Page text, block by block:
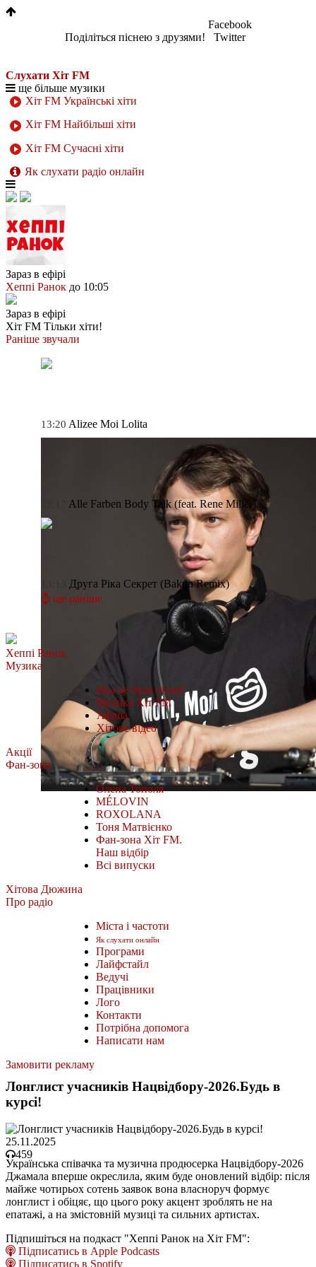
Поділіться піснею з друзями!
Facebook
Twitter
Слухати Хіт FM
ще більше музики
Хіт FM Українські хіти
Хіт FM Найбільші хіти
Хіт FM Сучасні хіти
Як слухати радіо онлайн
Зараз в ефірі
Хеппі Ранок до 10:05
Зараз в ефірі
Хіт FM Тільки хіти!
Раніше звучали
13:20 Alizee Moi Lolita
Alle Farben Body Talk (feat. Rene Miller)
Друга Ріка Секрет (Bakun Remix)
⌚ ще раніше
Хеппі Ранок
Музика
Яка це була пісня?
Музика Хіт FM
Афіша
Хітове відео
Акції
Фан-зона
Олена Тополя
MÉLOVIN
ROXOLANA
Тоня Матвієнко
Фан-зона Хіт FM.
Наш відбір
Всі випуски
Хітова Дюжина
Про радіо
Міста і частоти
Як слухати онлайн
Програми
Лайфстайл
Ведучі
Працівники
Лого
Контакти
Потрібна допомога
Написати нам
Замовити рекламу
Лонглист учасників Нацвідбору-2026.Будь в
курсі!
25.11.2025
459
Українська співачка та музична продюсерка Нацвідбору-2026
Джамала вперше окреслила, яким буде оновлений відбір: після
майже чотирьох сотень заявок вона власноруч формує
лонглист і обіцяє, що цього року акцент зроблять не на
епатажі, а на змістовній музиці та сильних артистах.
Підпишіться на подкаст "Хеппі Ранок на Хіт FM":
Підписатись в Apple Podcasts
Підписатись в Spotify